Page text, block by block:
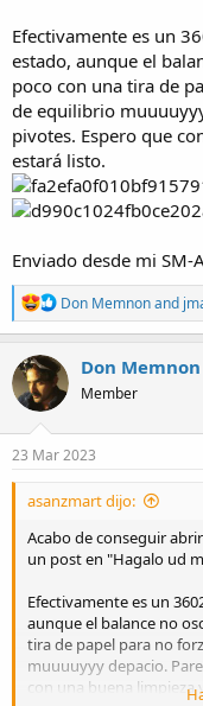
Efectivamente es un
estado, aunque el
poco con una tira de
de equilibrio
pivotes. Espero que
estará listo.
Enviado desde mi SM-
R
e
a
c
t
i
n
s
Don Memnonand
Don Memnon
Member
23 Mar 2023
asanzmart dijo:
Acabo de conseguir
un post en "Hagalo ud
Efectivamente es un
aunque el balance no
tira de papel para no
muuuuyyy depacio.
con una buena limpieza